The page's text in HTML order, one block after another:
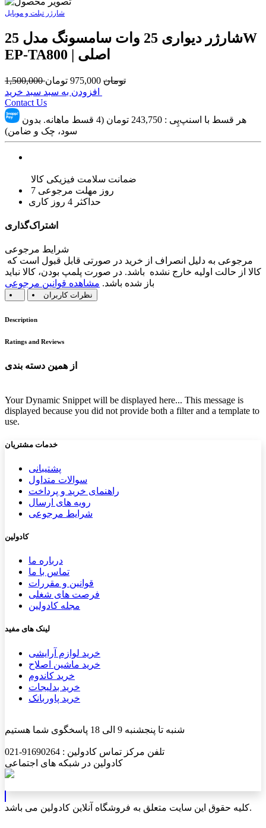
شارژر تبلت و موبایل
شارژر دیواری 25 وات سامسونگ مدل 25W
EP-TA800 | اصلی
1,500,000 تومان 975,000 تومان
Contact Us
هر قسط با اسنپ‌پِی : 243,750
تومان (4 قسط ماهانه. بدون
سود، چک و ضامن)
ضمانت سلامت فیزیکی کالا
7 روز مهلت مرجوعی
حداکثر 4 روز کاری
اشتراک‌گذاری
شرایط مرجوعی
کالا از حالت اولیه خارج نشده باشد. در صورت پلمپ بودن، کالا نباید
باز شده باشد. مشاهده قوانین مرجوعی
نظرات کاربران
Description
Ratings and Reviews
از همین دسته بندی
Your Dynamic Snippet will be displayed here... This message is
displayed because you did not provide both a filter and a template to
use.
خدمات مشتریان
پشتیب​​انی
سوالات متداول
راهنمای خرید و پرداخت
رویه های ارسال
شرایط مرجوعی
کادولین
درباره ما
تماس با ما
قوانین و مقررات
فرصت های شغلی
مجله کادولین
لینک های مفید
خرید لوازم آرایشی
خرید ماشین اصلاح
خرید کاندوم
خرید بدلیجات
خرید پاوربانک
شنبه تا پنجشنبه 9 الی 18 پاسخگوی شما هستیم
تلفن مرکز تماس کادولین : 91690264-021
کادولین در شبکه های اجتماعی
کلیه حقوق این سایت متعلق به فروشگاه آنلاین کادولین می باشد.